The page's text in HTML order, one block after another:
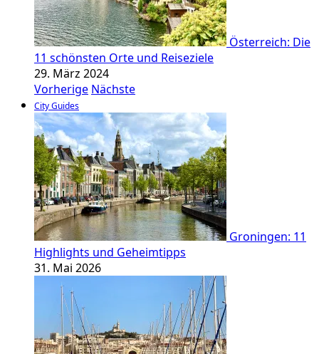
Österreich: Die
11 schönsten Orte und Reiseziele
29. März 2024
Vorherige Nächste
City Guides
Groningen: 11
Highlights und Geheimtipps
31. Mai 2026